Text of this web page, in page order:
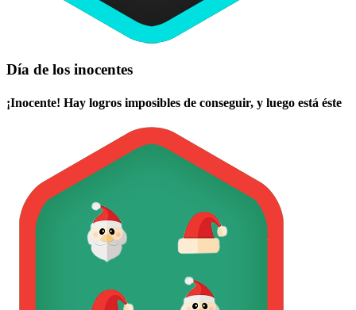
Día de los inocentes
¡Inocente! Hay logros imposibles de conseguir, y luego está éste